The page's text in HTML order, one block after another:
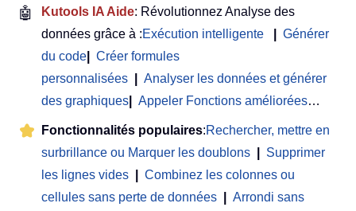
🤖 Kutools IA Aide: Révolutionnez Analyse des
données grâce à :Exécution intelligente
Générer
du code
Créer formules
personnalisées
Analyser les données et générer
des graphiques
Appeler Fonctions améliorées…
Fonctionnalités populaires:Rechercher, mettre en
surbrillance ou Marquer les doublons
Supprimer
les lignes vides
Combinez les colonnes ou
cellules sans perte de données
Arrondi sans